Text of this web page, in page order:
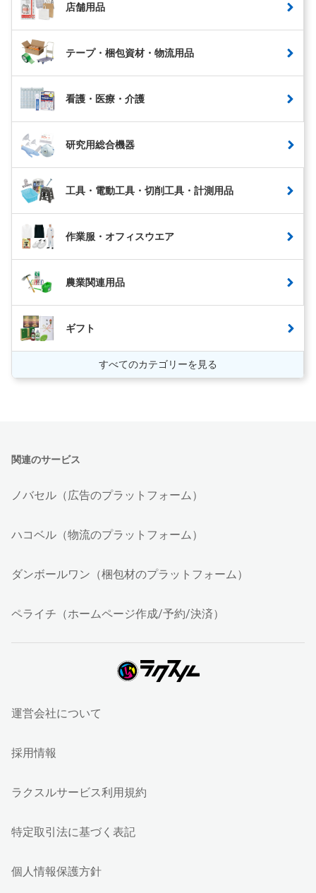
店舗用品
テープ・梱包資材・物流用品
看護・医療・介護
研究用総合機器
工具・電動工具・切削工具・計測用品
作業服・オフィスウエア
農業関連用品
ギフト
すべてのカテゴリーを見る
関連のサービス
ノバセル（広告のプラットフォーム）
ハコベル（物流のプラットフォーム）
ダンボールワン（梱包材のプラットフォーム）
ペライチ（ホームページ作成/予約/決済）
運営会社について
採用情報
ラクスルサービス利用規約
特定取引法に基づく表記
個人情報保護方針